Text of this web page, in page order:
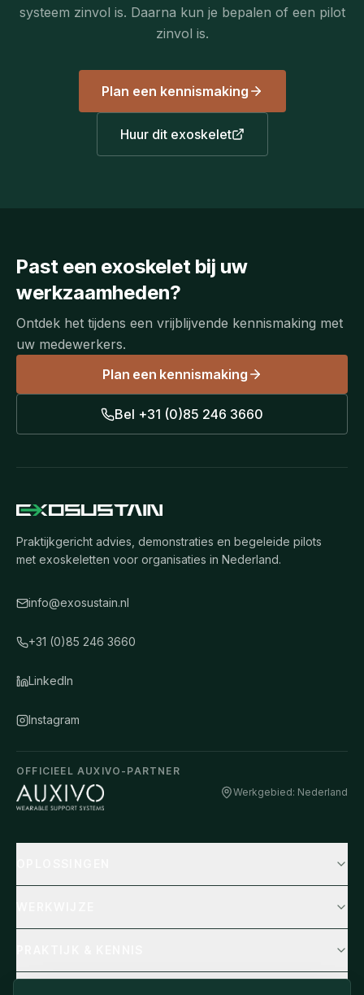
systeem zinvol is. Daarna kun je bepalen of een pilot
zinvol is.
Plan een kennismaking
Huur dit exoskelet
Past een exoskelet bij uw
werkzaamheden?
Ontdek het tijdens een vrijblijvende kennismaking met
uw medewerkers.
Plan een kennismaking
Bel +31 (0)85 246 3660
Praktijkgericht advies, demonstraties en begeleide pilots
met exoskeletten voor organisaties in Nederland.
info@exosustain.nl
+31 (0)85 246 3660
LinkedIn
Instagram
OFFICIEEL AUXIVO-PARTNER
Werkgebied: Nederland